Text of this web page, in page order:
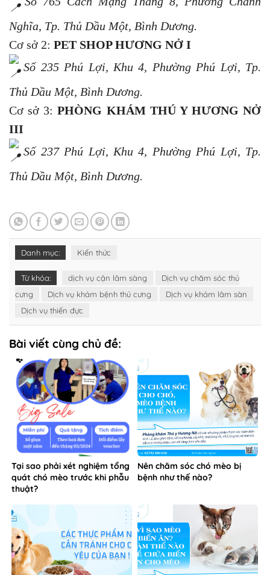
Nghĩa, Tp. Thủ Dầu Một, Bình Dương.
Cơ sở 2: PET SHOP HƯƠNG NỞ I
Số 235 Phú Lợi, Khu 4, Phường Phú Lợi, Tp.
Thủ Dầu Một, Bình Dương.
Cơ sở 3:PHÒNG KHÁM THÚ Y HƯƠNG NỞ
III
Số 237 Phú Lợi, Khu 4, Phường Phú Lợi, Tp.
Thủ Dầu Một, Bình Dương.
Danh mục: Kiến thức
Từ khóa: dịch vụ cận lâm sàng
Dịch vụ chăm sóc thú
cưng
Dịch vụ khám bệnh thú cưng
Dịch vụ khám lâm sàn
Dịch vụ thiến đực
Bài viết cùng chủ đề:
Tại sao phải xét nghiệm tổng
quát chó mèo trước khi phẫu
thuật?
Nên chăm sóc chó mèo bị
bệnh như thế nào?